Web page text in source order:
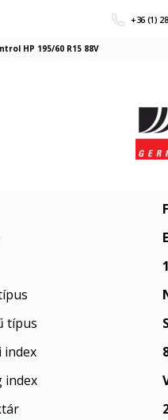
+36 (1)
HP 195/60 R15 88V
típus
index
index